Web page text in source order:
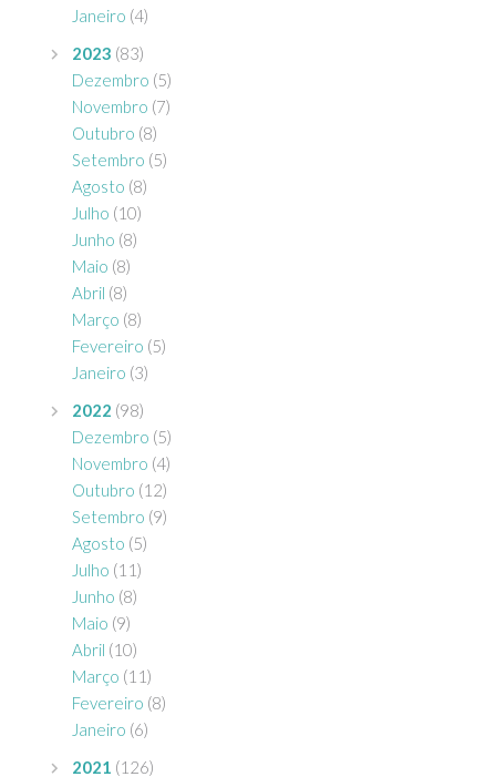
Janeiro (4)
2023 (83)
Dezembro (5)
Novembro (7)
Outubro (8)
Setembro (5)
Agosto (8)
Julho (10)
Junho (8)
Maio (8)
Abril (8)
Março (8)
Fevereiro (5)
Janeiro (3)
2022 (98)
Dezembro (5)
Novembro (4)
Outubro (12)
Setembro (9)
Agosto (5)
Julho (11)
Junho (8)
Maio (9)
Abril (10)
Março (11)
Fevereiro (8)
Janeiro (6)
2021 (126)